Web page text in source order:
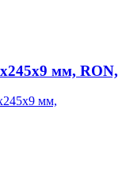
мм, RON,